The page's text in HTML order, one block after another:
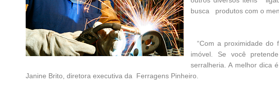
busca produtos com o
“Com a proximidade do
imóvel. Se você
serralheria. A melhor dica
Janine Brito, diretora executiva da Ferragens Pinheiro.